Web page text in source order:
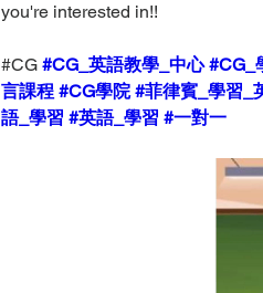
you're interested in!!
#CG #CG_英語教學_中心 #CG_
言課程 #CG學院 #菲律賓_學習_
語_學習 #英語_學習 #一對一